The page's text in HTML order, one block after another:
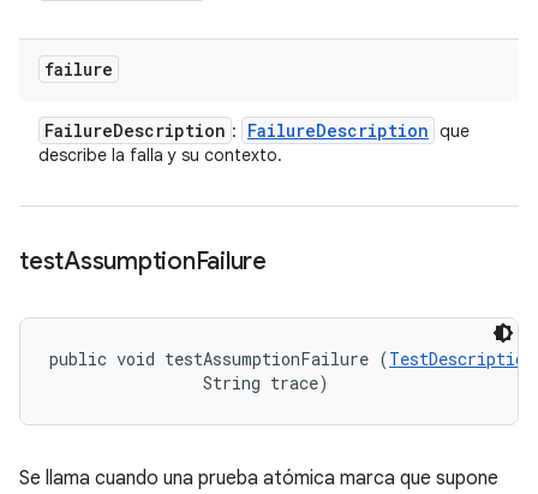
failure
FailureDescription : FailureDescription que
describe la falla y su contexto.
testAssumptionFailure
public void testAssumptionFailure (TestDescription
                String trace)
Se llama cuando una prueba atómica marca que supone